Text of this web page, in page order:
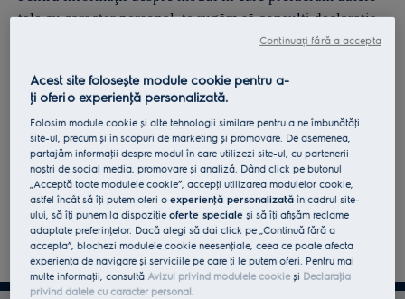
tale cu caracter personal, te rugăm să consulţi declaraţia
Acest site folosește module cookie pentru a-
ţi oferi o experienţă personalizată.
Folosim module cookie și alte tehnologii similare pentru a ne îmbunătăţi
site-ul, precum și în scopuri de marketing și promovare. De asemenea,
partajăm informaţii despre modul în care utilizezi site-ul, cu partenerii
noștri de social media, promovare și analiză. Dând click pe butonul
„Acceptă toate modulele cookie”, accepţi utilizarea modulelor cookie,
astfel încât să îţi putem oferi oexperienţă personalizată în cadrul site-
ului, să îţi punem la dispoziţieoferte speciale și să îţi afișăm reclame
adaptate preferinţelor. Dacă alegi să dai click pe „Continuă fără a
accepta”, blochezi modulele cookie neesenţiale, ceea ce poate afecta
experienţa de navigare și serviciile pe care ţi le putem oferi. Pentru mai
multe informaţii, consultă Avizul privind modulele cookieși Declaraţia
privind datele cu caracter personal.
Continuați fără a accepta